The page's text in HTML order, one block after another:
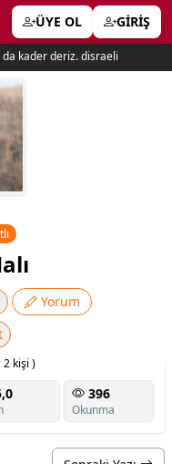
ÜYE OL GİRİŞ
kader deriz. disraeli
Yorum
2 kişi )
396
Okunma